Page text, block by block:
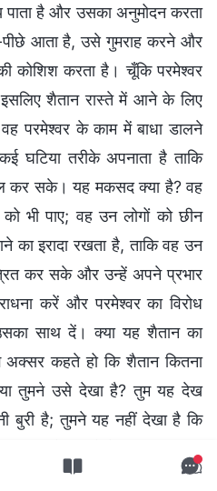
है और उसका अनुमोदन करता
आता है, उसे गुमराह करने और
कोशिश करता है। चूँकि परमेश्वर
इसलिए शैतान रास्ते में आने के लिए
परमेश्वर के काम में बाधा डालने
घटिया तरीके अपनाता है ताकि
कर सके। यह मकसद क्या है? वह
को भी पाए; वह उन लोगों को छीन
का इरादा रखता है, ताकि वह उन
कर सके और उन्हें अपने प्रभार
करें और परमेश्वर का विरोध
साथ दें। क्या यह शैतान का
अक्सर कहते हो कि शैतान कितना
तुमने उसे देखा है? तुम यह देख
बुरी है; तुमने यह नहीं देखा है कि
है। इस मामले ने शैतान के भयंकर